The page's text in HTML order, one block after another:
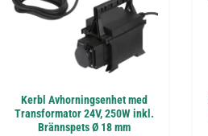
Kerbl Avhorningsenhet med
Transformator 24V, 250W inkl.
Brännspets Ø 18 mm